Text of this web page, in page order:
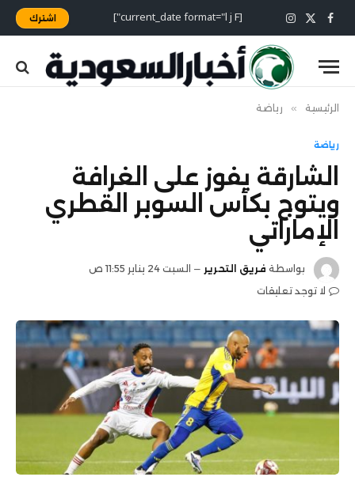
فيسبوك
X
(Twitter)
الانستغرام [current_date format="l j F"] اشترك
الرئيسية » رياضة
رياضة
الشارقة يفوز على الغرافة
ويتوج بكأس السوبر القطري
الإماراتي
بواسطة فريق التحرير
السبت 24 يناير 11:55 ص
لا توجد تعليقات